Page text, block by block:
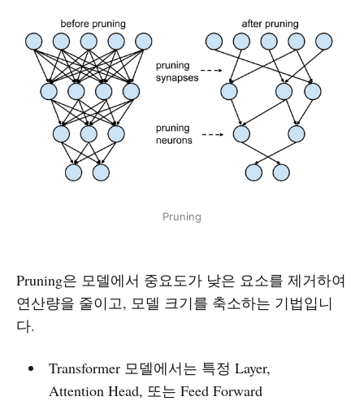
Pruning
Pruning은 모델에서 중요도가 낮은 요소를 제거하여
연산량을 줄이고, 모델 크기를 축소하는 기법입니
다.
Transformer 모델에서는 특정 Layer,
Attention Head, 또는 Feed Forward